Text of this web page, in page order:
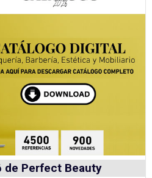
de Perfect Beauty